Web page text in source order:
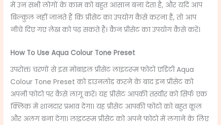
में उन सभी लोगों के काम को बहुत आसान बना देता है, और यदि आप
बिल्कुल नहीं जानते हैं कि प्रीसेट का उपयोग कैसे करना है, तो आप
नीचे दिए गए लेख को पढ़ सकते हैं। कैन प्रीसेट का उपयोग कैसे करें।
How To Use Aqua Colour Tone Preset
उपरोक्त चरणों से इस मोबाइल प्रीसेट लाइटरूम फोटो एडिटी Aqua
Colour Tone Preset को डाउनलोड करने के बाद इन प्रीसेट को
अपनी फोटो पर कैसे लागू करें। यह प्रीसेट आपकी तस्वीर को सिर्फ एक
क्लिक में शानदार प्रभाव देगा। यह प्रीसेट आपकी फोटो को बहुत कूल
और अलग बना देगा। लाइटरूम प्रीसेट को अपने फोटो में लगाने के लिए